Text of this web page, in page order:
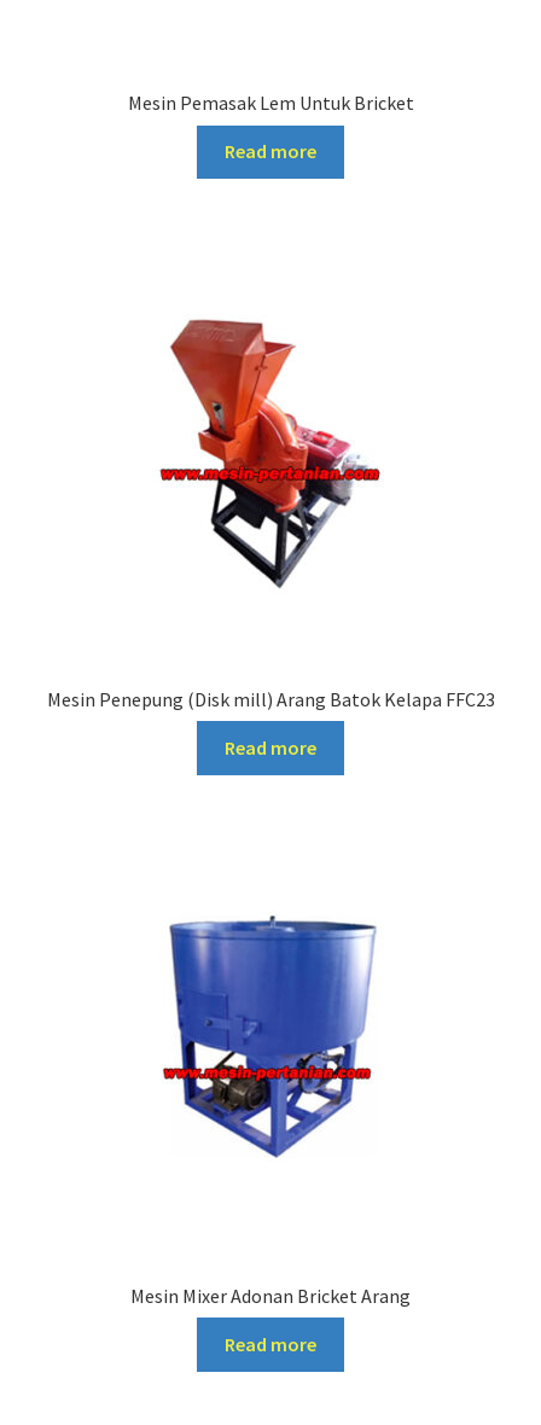
Mesin Pemasak Lem Untuk Bricket
Read more
Mesin Penepung (Disk mill) Arang Batok Kelapa FFC23
Read more
Mesin Mixer Adonan Bricket Arang
Read more